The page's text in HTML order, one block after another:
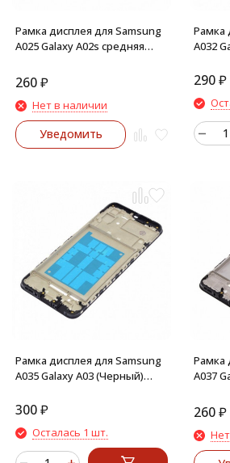
Рамка дисплея для Samsung
A025 Galaxy A02s средняя
260₽
Нет в наличии
Уведомить
Рамка
A032
корпуса
290₽
Рамка дисплея для Samsung
A035 Galaxy A03 (Черный)
300₽
Осталась 1 шт.
Рамка
A037
260₽